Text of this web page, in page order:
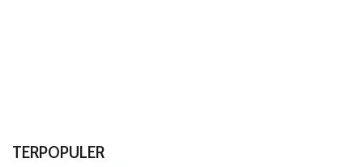
TERPOPULER